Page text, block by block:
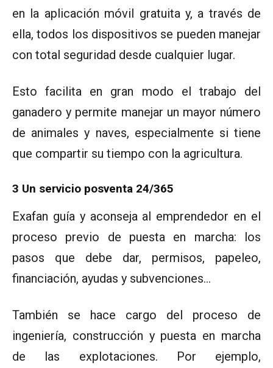
en la aplicación móvil gratuita y, a través de
ella, todos los dispositivos se pueden manejar
con total seguridad desde cualquier lugar.
Esto facilita en gran modo el trabajo del
ganadero y permite manejar un mayor número
de animales y naves, especialmente si tiene
que compartir su tiempo con la agricultura.
3 Un servicio posventa 24/365
Exafan guía y aconseja al emprendedor en el
proceso previo de puesta en marcha: los
pasos que debe dar, permisos, papeleo,
financiación, ayudas y subvenciones…
También se hace cargo del proceso de
ingeniería, construcción y puesta en marcha
de las explotaciones. Por ejemplo,